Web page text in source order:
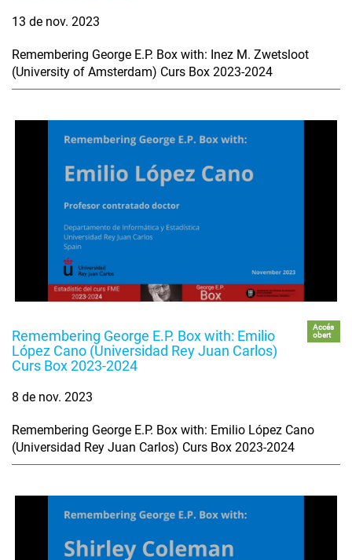
13 de nov. 2023
Remembering George E.P. Box with: Inez M. Zwetsloot
(University of Amsterdam) Curs Box 2023-2024
Remembering George E.P. Box with: Emilio
López Cano (Universidad Rey Juan Carlos)
Curs Box 2023-2024
Accés
obert
8 de nov. 2023
Remembering George E.P. Box with: Emilio López Cano
(Universidad Rey Juan Carlos) Curs Box 2023-2024